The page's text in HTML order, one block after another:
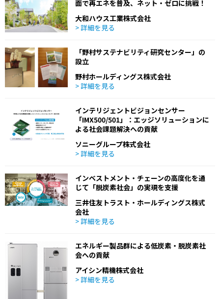
面で再エネを普及、ネット・ゼロに挑戦！
大和ハウス工業株式会社
> 詳細を見る
「野村サステナビリティ研究センター」の
設立
野村ホールディングス株式会社
> 詳細を見る
インテリジェントビジョンセンサー
「IMX500/501」：エッジソリューションに
よる社会課題解決への貢献
ソニーグループ株式会社
> 詳細を見る
インベストメント・チェーンの高度化を通
じて「脱炭素社会」の実現を支援
三井住友トラスト・ホールディングス株式
会社
> 詳細を見る
エネルギー製品群による低炭素・脱炭素社
会への貢献
アイシン精機株式会社
> 詳細を見る